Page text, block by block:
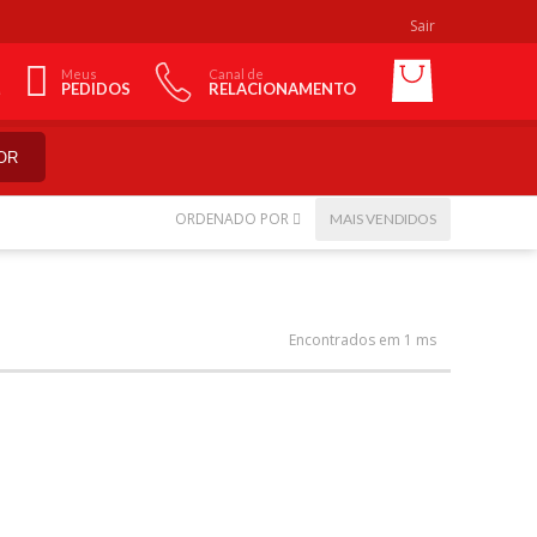
Sair
Meus
PEDIDOS
Canal de
RELACIONAMENTO
ORDENADO POR MAIS VENDIDOS
Encontrados em 1 ms